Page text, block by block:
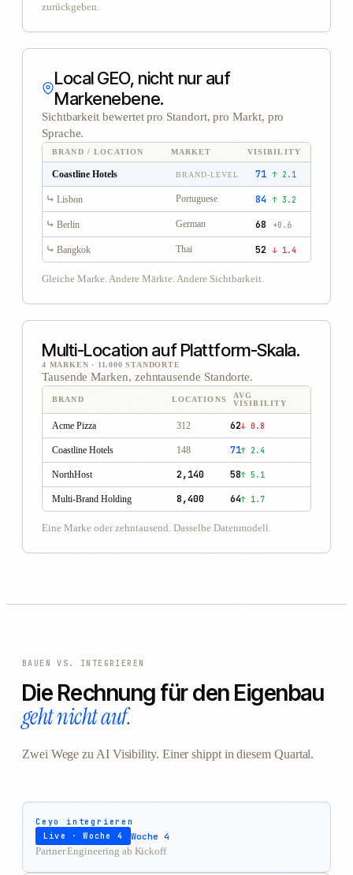
zurückgeben.
Local GEO, nicht nur auf
Markenebene.
Sichtbarkeit bewertet pro Standort, pro Markt, pro
Sprache.
BRAND / LOCATION MARKET VISIBILITY
Coastline Hotels BRAND-LEVEL 71 ↑ 2.1
⤷ Lisbon Portuguese 84 ↑ 3.2
⤷ Berlin German 68 +0.6
⤷ Bangkok Thai 52 ↓ 1.4
Gleiche Marke. Andere Märkte. Andere Sichtbarkeit.
Multi-Location auf Plattform-Skala.
4 MARKEN · 11.000 STANDORTE
Tausende Marken, zehntausende Standorte.
BRAND LOCATIONS
AVG
VISIBILITY
Acme Pizza 312 62↓ 0.8
Coastline Hotels 148 71↑ 2.4
NorthHost 2,140 58↑ 5.1
Multi-Brand Holding 8,400 64↑ 1.7
Eine Marke oder zehntausend. Dasselbe Datenmodell.
BAUEN VS. INTEGRIEREN
Die Rechnung für den Eigenbau
geht nicht auf.
Zwei Wege zu AI Visibility. Einer shippt in diesem Quartal.
Ceyo integrieren
Live · Woche 4
Woche 4
Partner Engineering ab Kickoff